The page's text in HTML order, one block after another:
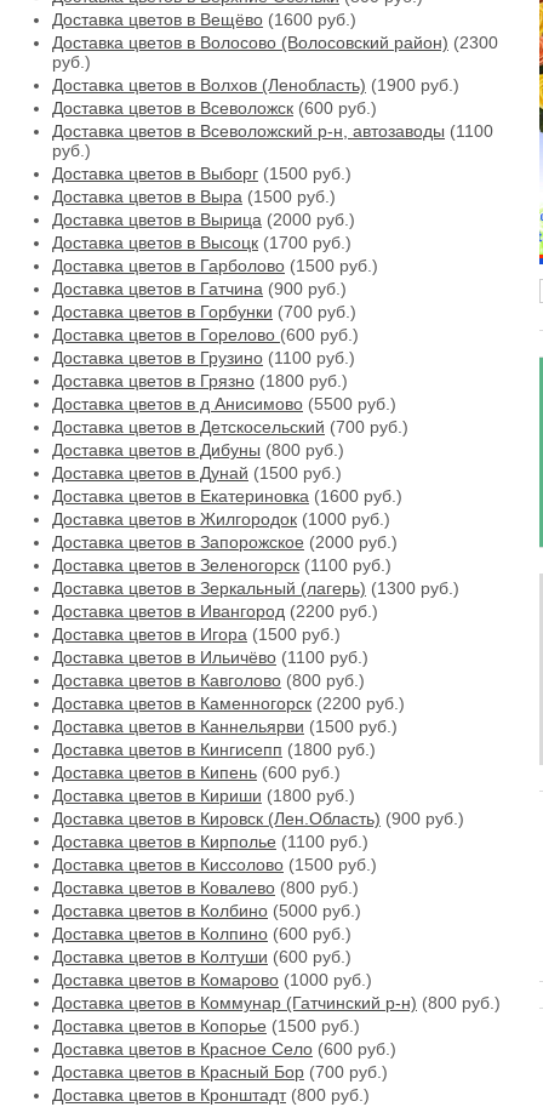
Доставка цветов в Вещёво (1600 руб.)
Доставка цветов в Волосово (Волосовский район) (2300
руб.)
Доставка цветов в Волхов (Ленобласть) (1900 руб.)
Доставка цветов в Всеволожск (600 руб.)
Доставка цветов в Всеволожский р-н, автозаводы (1100
руб.)
Доставка цветов в Выборг (1500 руб.)
Доставка цветов в Выра (1500 руб.)
Доставка цветов в Вырица (2000 руб.)
Доставка цветов в Высоцк (1700 руб.)
Доставка цветов в Гарболово (1500 руб.)
Доставка цветов в Гатчина (900 руб.)
Доставка цветов в Горбунки (700 руб.)
Доставка цветов в Горелово (600 руб.)
Доставка цветов в Грузино (1100 руб.)
Доставка цветов в Грязно (1800 руб.)
Доставка цветов в д Анисимово (5500 руб.)
Доставка цветов в Детскосельский (700 руб.)
Доставка цветов в Дибуны (800 руб.)
Доставка цветов в Дунай (1500 руб.)
Доставка цветов в Екатериновка (1600 руб.)
Доставка цветов в Жилгородок (1000 руб.)
Доставка цветов в Запорожское (2000 руб.)
Доставка цветов в Зеленогорск (1100 руб.)
Доставка цветов в Зеркальный (лагерь) (1300 руб.)
Доставка цветов в Ивангород (2200 руб.)
Доставка цветов в Игора (1500 руб.)
Доставка цветов в Ильичёво (1100 руб.)
Доставка цветов в Кавголово (800 руб.)
Доставка цветов в Каменногорск (2200 руб.)
Доставка цветов в Каннельярви (1500 руб.)
Доставка цветов в Кингисепп (1800 руб.)
Доставка цветов в Кипень (600 руб.)
Доставка цветов в Кириши (1800 руб.)
Доставка цветов в Кировск (Лен.Область) (900 руб.)
Доставка цветов в Кирполье (1100 руб.)
Доставка цветов в Киссолово (1500 руб.)
Доставка цветов в Ковалево (800 руб.)
Доставка цветов в Колбино (5000 руб.)
Доставка цветов в Колпино (600 руб.)
Доставка цветов в Колтуши (600 руб.)
Доставка цветов в Комарово (1000 руб.)
Доставка цветов в Коммунар (Гатчинский р-н) (800 руб.)
Доставка цветов в Копорье (1500 руб.)
Доставка цветов в Красное Село (600 руб.)
Доставка цветов в Красный Бор (700 руб.)
Доставка цветов в Кронштадт(800 руб.)